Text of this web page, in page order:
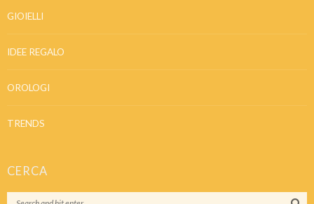
GIOIELLI
IDEE REGALO
OROLOGI
TRENDS
CERCA